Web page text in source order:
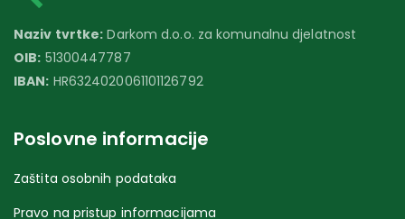
Naziv tvrtke: Darkom d.o.o. za komunalnu djelatnost
OIB: 51300447787
IBAN: HR6324020061101126792
Poslovne informacije
Zaštita osobnih podataka
Pravo na pristup informacijama